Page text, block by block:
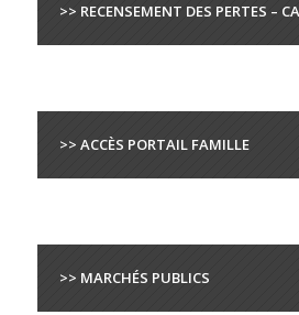
>> RECENSEMENT DES PERTES –
>> ACCÈS PORTAIL FAMILLE
>> MARCHÉS PUBLICS